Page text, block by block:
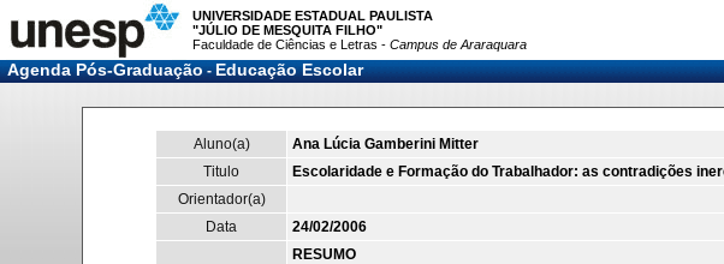
UNIVERSIDADE ESTADUAL PAULISTA
"JÚLIO DE MESQUITA FILHO"
Faculdade de Ciências e Letras - Campus de Araraquara
Agenda Pós-Graduação-Educação Escolar
Aluno(a)
Ana Lúcia Gamberini Mitter
Titulo
Escolaridade e Formação do Trabalhador: as contradições
Orientador(a)
Data
24/02/2006
RESUMO